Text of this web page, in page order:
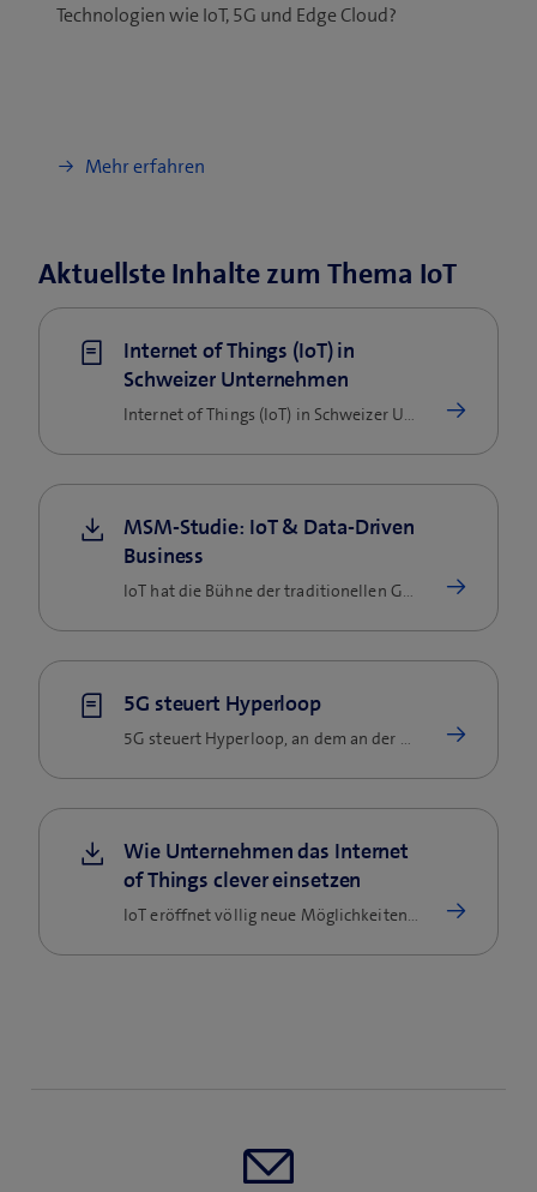
Technologien wie IoT, 5G und Edge Cloud?
Mehr erfahren
Aktuellste Inhalte zum Thema IoT
Internet of Things (IoT) in
Schweizer Unternehmen
Internet of Things (IoT) in Schweizer Unternehmen: Eine Studie und ein Swisscom Experte beleuchten Trends…
MSM-Studie: IoT & Data-Driven
Business
IoT hat die Bühne der traditionellen Geschäftsmodelle verlassen, diese grundlegend herausgefordert und in zahlreichen…
5G steuert Hyperloop
5G steuert Hyperloop, an dem an der EPFL geforscht wird. Damit unterstützt das Mobilfunknetz technische Innovationen…
Wie Unternehmen das Internet
of Things clever einsetzen
IoT eröffnet völlig neue Möglichkeiten. Lesen Sie im Magazin spannende Anwendungs-Stories.